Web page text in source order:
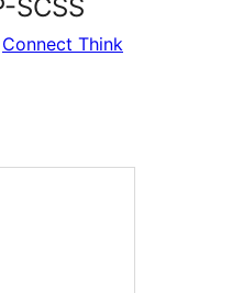
SCSS
Connect Think